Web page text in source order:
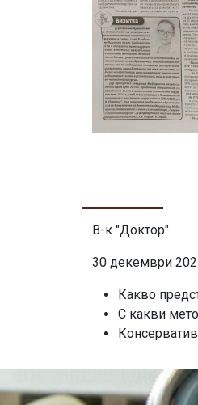
В-к "Доктор"
30 декември
Какво
С какви